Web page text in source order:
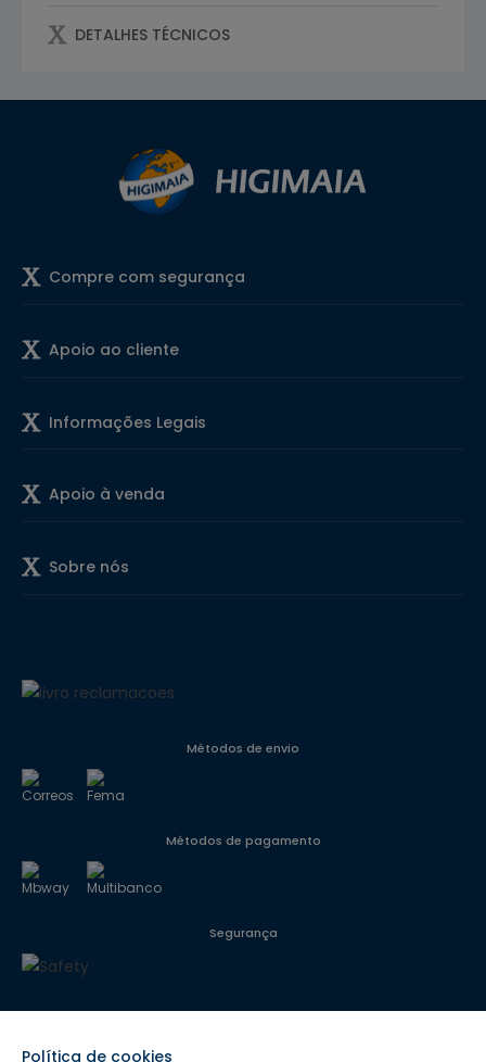
DETALHES TÉCNICOS
Compre com segurança
Apoio ao cliente
Informações Legais
Apoio à venda
Sobre nós
Métodos de envio
Métodos de pagamento
Segurança
Siga-nos
Política de cookies